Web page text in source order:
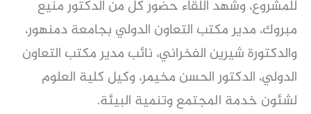
للمشروع، وشهد اللقاء حضور كل من الدكتور منيع
مبروك، مدير مكتب التعاون الدولي بجامعة دمنهور،
والدكتورة شيرين الفخراني، نائب مدير مكتب التعاون
الدولي، الدكتور الحسن مخيمر، وكيل كلية العلوم
لشئون خدمة المجتمع وتنمية البيئة.